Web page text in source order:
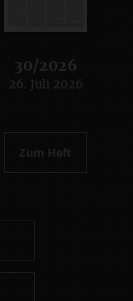
30/2026
:
26. Juli 2026
Zum Heft